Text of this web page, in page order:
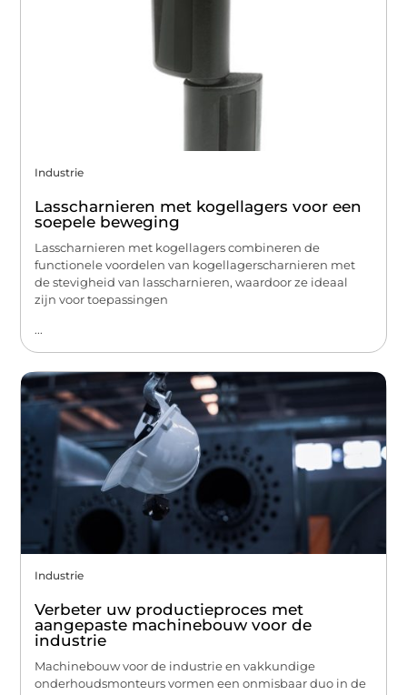
Industrie
Lasscharnieren met kogellagers voor een
soepele beweging
Lasscharnieren met kogellagers combineren de
functionele voordelen van kogellagerscharnieren met
de stevigheid van lasscharnieren, waardoor ze ideaal
zijn voor toepassingen
...
Industrie
Verbeter uw productieproces met
aangepaste machinebouw voor de
industrie
Machinebouw voor de industrie en vakkundige
onderhoudsmonteurs vormen een onmisbaar duo in de